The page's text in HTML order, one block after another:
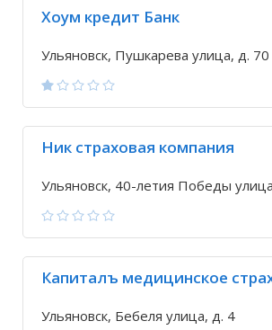
Хоум кредит Банк
Ульяновск, Пушкарева улица, д. 70
Ник страховая компания
Ульяновск, 40-летия Победы
Капиталъ медицинское
Ульяновск, Бебеля улица, д. 4